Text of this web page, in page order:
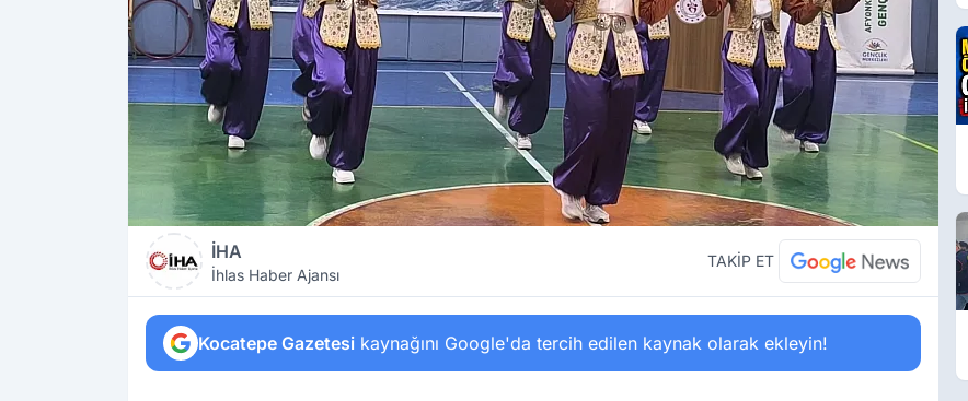
İHA
İhlas Haber Ajansı
TAKİP ET
Kocatepe Gazetesi kaynağını Google'da tercih edilen kaynak olarak ekleyin!